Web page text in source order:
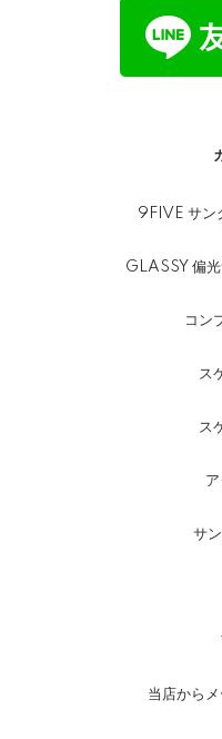
9FIVE サン
GLASSY 偏
コン
ス
ス
サ
当店から